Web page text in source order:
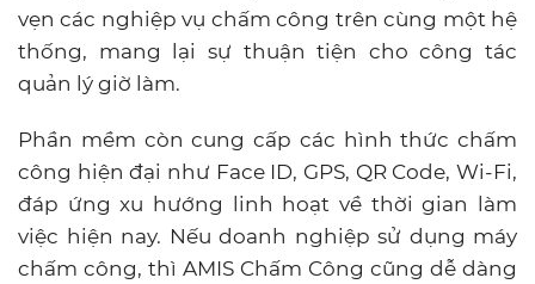
vẹn các nghiệp vụ chấm công trên cùng một hệ
thống, mang lại sự thuận tiện cho công tác
quản lý giờ làm.
Phần mềm còn cung cấp các hình thức chấm
công hiện đại như Face ID, GPS, QR Code, Wi‑Fi,
đáp ứng xu hướng linh hoạt về thời gian làm
việc hiện nay. Nếu doanh nghiệp sử dụng máy
chấm công, thì AMIS Chấm Công cũng dễ dàng